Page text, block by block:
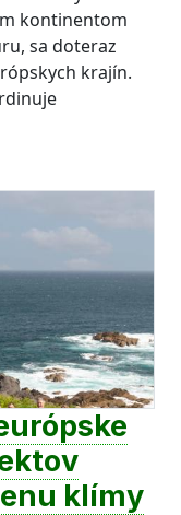
kontinentom
sa doteraz
krajín.
klímy